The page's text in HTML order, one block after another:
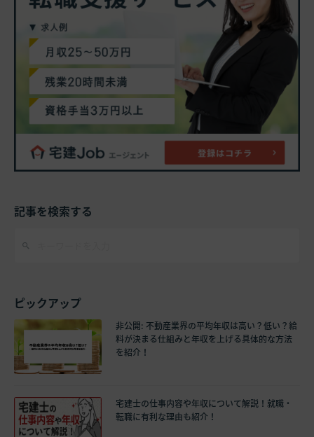
記事を検索する
ピックアップ
非公開: 不動産業界の平均年収は高い？低い？給
料が決まる仕組みと年収を上げる具体的な方法
を紹介！
宅建士の仕事内容や年収について解説！就職・
転職に有利な理由も紹介！